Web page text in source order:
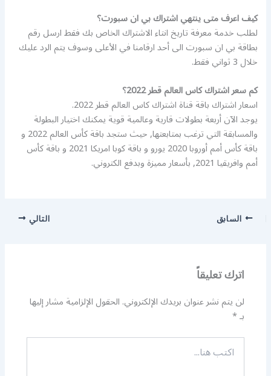
كيف اعرف متى ينتهي اشتراك بي ان سبورت؟
لطلب خدمة معرفة تاريخ انتاء الاشتراك الخاص بك فقط ارسل رقم
بطاقة بي ان سبورت الى أحد ارقامنا في الأعلى وسوف يتم الرد عليك
خلال 3 ثواني فقط.
كم سعر اشتراك كاس العالم قطر 2022؟
اسعار اشتراك باقة قناة اشتراك كاس العالم قطر 2022.
يوجد الآن أربعة بطولات قارية وعالمية قوية يمكنك اختيار البطولة
والمسابقة التي ترغب بمتابعتها, حيث ستجد باقة كأس العالم 2022 و
باقة كأس أمم أوروبا 2020 يورو و باقة كوبا امريكا 2021 و باقة كأس
أمم وافريقيا 2021, بأسعار مميزة وبدفع الكتروني.
السابق التالي
اترك تعليقاً
لن يتم نشر عنوان بريدك الإلكتروني.الحقول الإلزامية مشار إليها
بـ*
اكتب
هنا...